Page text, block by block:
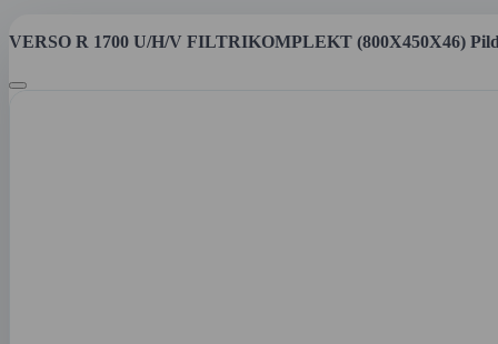
VERSO R 1700 U/H/V FILTRIKOMPLEKT (800X450X46)